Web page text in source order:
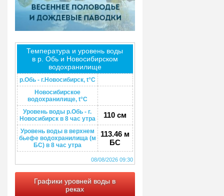
Температура и уровень воды
в р. Обь и Новосибирском
водохранилище
р.Обь - г.Новосибирск, t°C
Новосибирское
водохранилище, t°C
Уровень воды р.Обь - г.
Новосибирск в 8 час утра
110 см
Уровень воды в верхнем
бьефе водохранилища (м
БС) в 8 час утра
113.46 м
БС
08/08/2026 09:30
Графики уровней воды в
реках